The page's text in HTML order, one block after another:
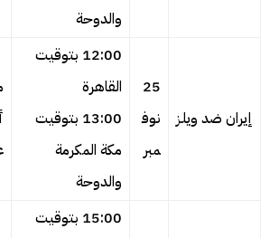
والدوحة
إيران ضد ويلز
25
نوف
مبر
12:00 بتوقيت
القاهرة
13:00 بتوقيت
مكة المكرمة
والدوحة
15:00 بتوقيت